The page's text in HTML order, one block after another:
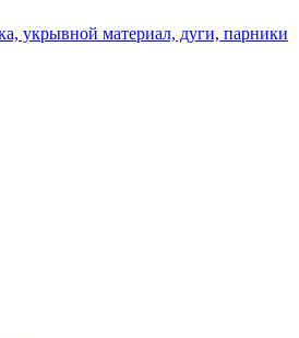
укрывной материал, дуги, парники